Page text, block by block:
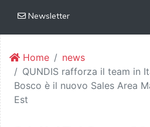
Newsletter
Home
news
QUNDIS rafforza il team in
Bosco è il nuovo Sales Area
Est